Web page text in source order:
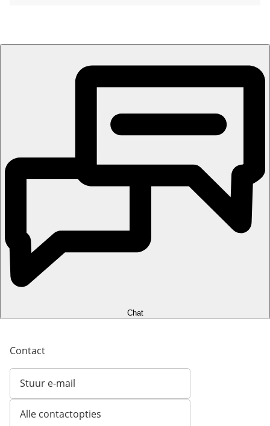
Chat
Contact
Stuur e-mail
Opent e-mailclient
Alle contactopties